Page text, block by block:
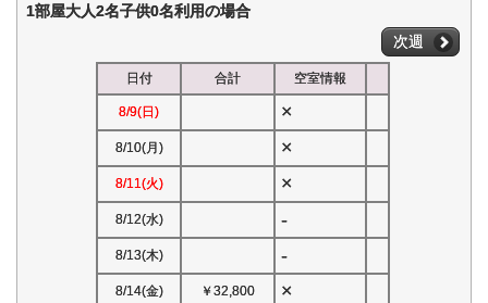
1部屋大人2名子供0名利用の場合
次週
日付 合計 空室情報
8/9(日) ×
8/10(月) ×
8/11(火) ×
8/12(水) -
8/13(木) -
8/14(金) ￥32,800 ×